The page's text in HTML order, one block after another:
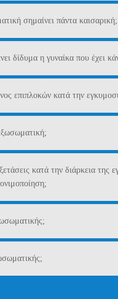
σημαίνει πάντα καισαρική;
δίδυμα η γυναίκα που έχει
επιπλοκών κατά την
κατά την διάρκεια της